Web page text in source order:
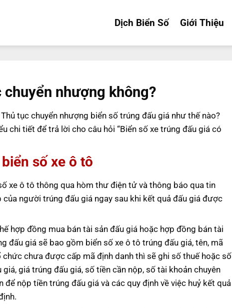
Dịch Biển Số Giới Thiệu
nhượng không?
tục chuyển nhượng biển số trúng đấu giá như thế nào?
chi tiết để trả lời cho câu hỏi “Biển số xe trúng đấu giá có
số xe ô tô
xe ô tô thông qua hòm thư điện tử và thông báo qua tin
người trúng đấu giá ngay sau khi kết quả đấu giá được
hợp đồng mua bán tài sản đấu giá hoặc hợp đồng bán tài
đấu giá sẽ bao gồm biển số xe ô tô trúng đấu giá, tên, mã
chưa được cấp mã định danh thì sẽ ghi số thuế hoặc số
giá trúng đấu giá, số tiền cần nộp, số tài khoản chuyên
nộp tiền trúng đấu giá và các quy định về việc huỷ kết quả